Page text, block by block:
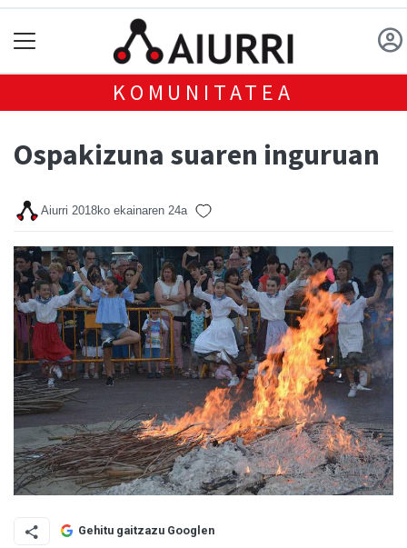
KOMUNITATEA
Ospakizuna suaren inguruan
Aiurri 2018ko ekainaren 24a
Gehitu gaitzazu Googlen